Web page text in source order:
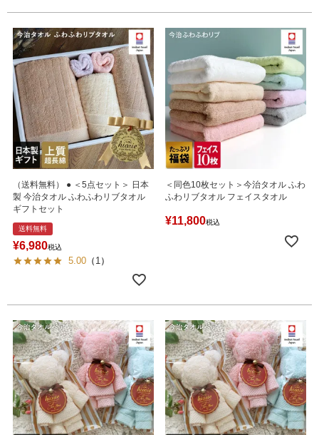
（送料無料） ● ＜5点セット＞ 日本
製 今治タオル ふわふわリブタオル
ギフトセット
送料無料
¥6,980税込
5.00 （ 1）
＜同色10枚セット＞今治タオル ふわ
ふわリブタオル フェイスタオル
¥11,800税込